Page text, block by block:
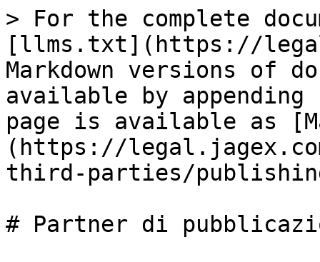
> For the complete
[llms.txt](https://
Markdown versions of
available by
page is available as
(https://
third-parties/
# Partner di